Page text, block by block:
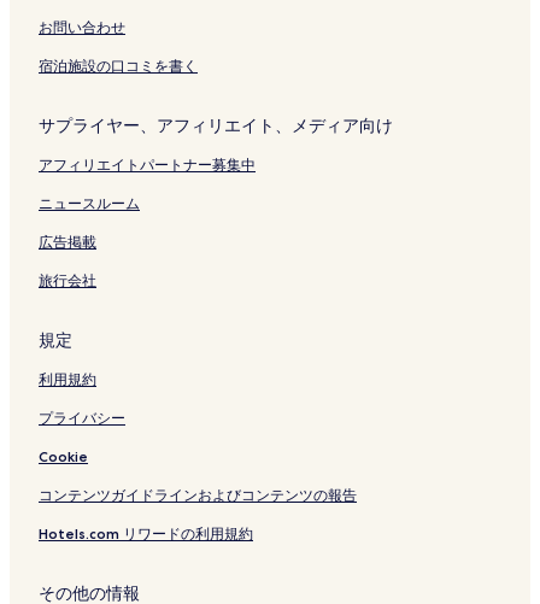
ン
お問い合わせ
宿泊施設の口コミを書く
サプライヤー、アフィリエイト、メディア向け
アフィリエイトパートナー募集中
ニュースルーム
広告掲載
旅行会社
規定
利用規約
プライバシー
Cookie
コンテンツガイドラインおよびコンテンツの報告
Hotels.com リワードの利用規約
その他の情報